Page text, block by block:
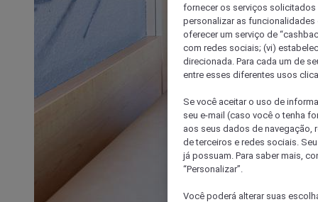
fornecer os serviços solicitados
personalizar as
oferecer um serviço de
com redes sociais; (vi)
direcionada. Para cada um de
entre esses diferentes usos
Se você aceitar o uso de
seu e-mail (caso você o tenha
aos seus dados de navegação,
de terceiros e redes sociais.
já possuam. Para saber mais,
“Personalizar”.
Você poderá alterar suas